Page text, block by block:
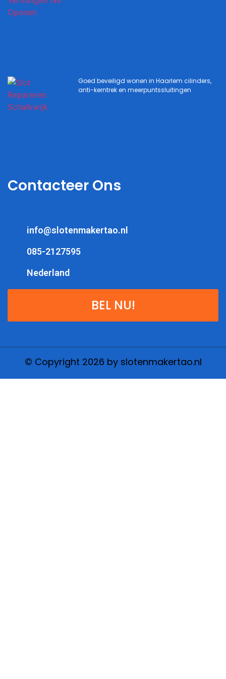
Goed beveiligd wonen in Haarlem cilinders,
anti-kerntrek en meerpuntssluitingen
Contacteer Ons
info@slotenmakertao.nl
085-2127595
Nederland
BEL NU!
© Copyright 2026 by slotenmakertao.nl